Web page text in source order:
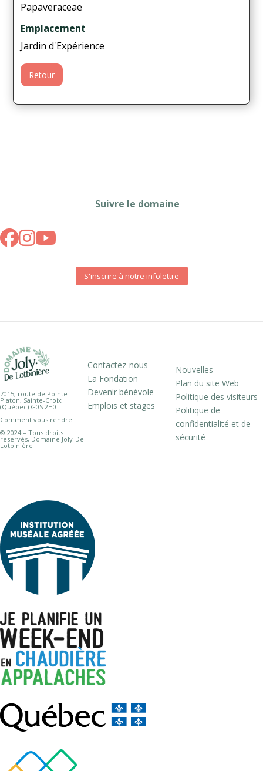
Papaveraceae
Emplacement
Jardin d'Expérience
Retour
Suivre le domaine
S'inscrire à notre infolettre
7015, route de Pointe
Platon, Sainte-Croix
(Québec) G0S 2H0
Comment vous rendre
© 2024 – Tous droits
réservés, Domaine Joly-De
Lotbinière
Contactez-nous
La Fondation
Devenir bénévole
Emplois et stages
Nouvelles
Plan du site Web
Politique des visiteurs
Politique de
confidentialité et de
sécurité